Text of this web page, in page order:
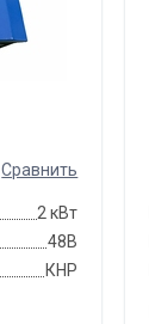
Сравнить
2 кВт
48В
КНР